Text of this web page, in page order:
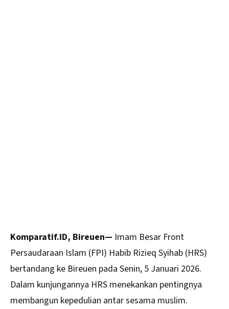
Komparatif.ID, Bireuen— Imam Besar Front
Persaudaraan Islam (FPI) Habib Rizieq Syihab (HRS)
bertandang ke Bireuen pada Senin, 5 Januari 2026.
Dalam kunjungannya HRS menekankan pentingnya
membangun kepedulian antar sesama muslim.